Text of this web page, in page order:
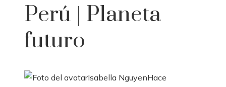
Perú | Planeta
futuro
Isabella NguyenHace